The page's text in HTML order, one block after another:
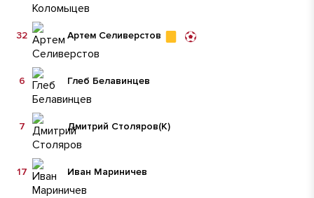
Артем Селиверстов
32
Глеб Белавинцев
6
Дмитрий Столяров(К)
7
Иван Мариничев
17